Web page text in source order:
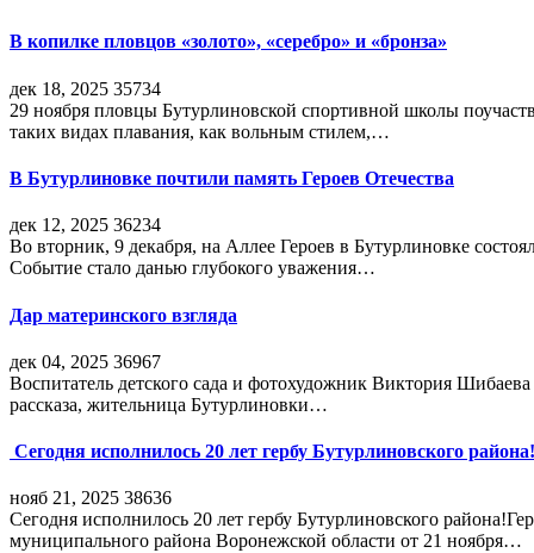
В копилке пловцов «золото», «серебро» и «бронза»
дек 18, 2025 35734
29 ноября пловцы Бутурлиновской спортивной школы
таких видах плавания, как вольным стилем,…
В Бутурлиновке почтили память Героев Отечества
дек 12, 2025 36234
Во вторник, 9 декабря, на Аллее Героев в Бутурлиновке
Событие стало данью глубокого уважения…
Дар материнского взгляда
дек 04, 2025 36967
Воспитатель детского сада и фотохудожник Виктория
рассказа, жительница Бутурлиновки…
Сегодня исполнилось 20 лет гербу Бутурлиновского района!
нояб 21, 2025 38636
Сегодня исполнилось 20 лет гербу Бутурлиновского
муниципального района Воронежской области от 21 ноября…